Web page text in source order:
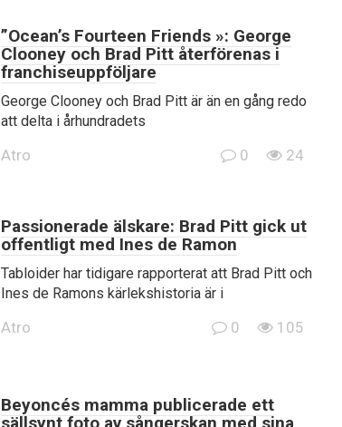
”Ocean’s Fourteen Friends »: George
Clooney och Brad Pitt återförenas i
franchiseuppföljare
George Clooney och Brad Pitt är än en gång redo
att delta i århundradets
Atro 0 24
Passionerade älskare: Brad Pitt gick ut
offentligt med Ines de Ramon
Tabloider har tidigare rapporterat att Brad Pitt och
Ines de Ramons kärlekshistoria är i
Atro 0 105
Beyoncés mamma publicerade ett